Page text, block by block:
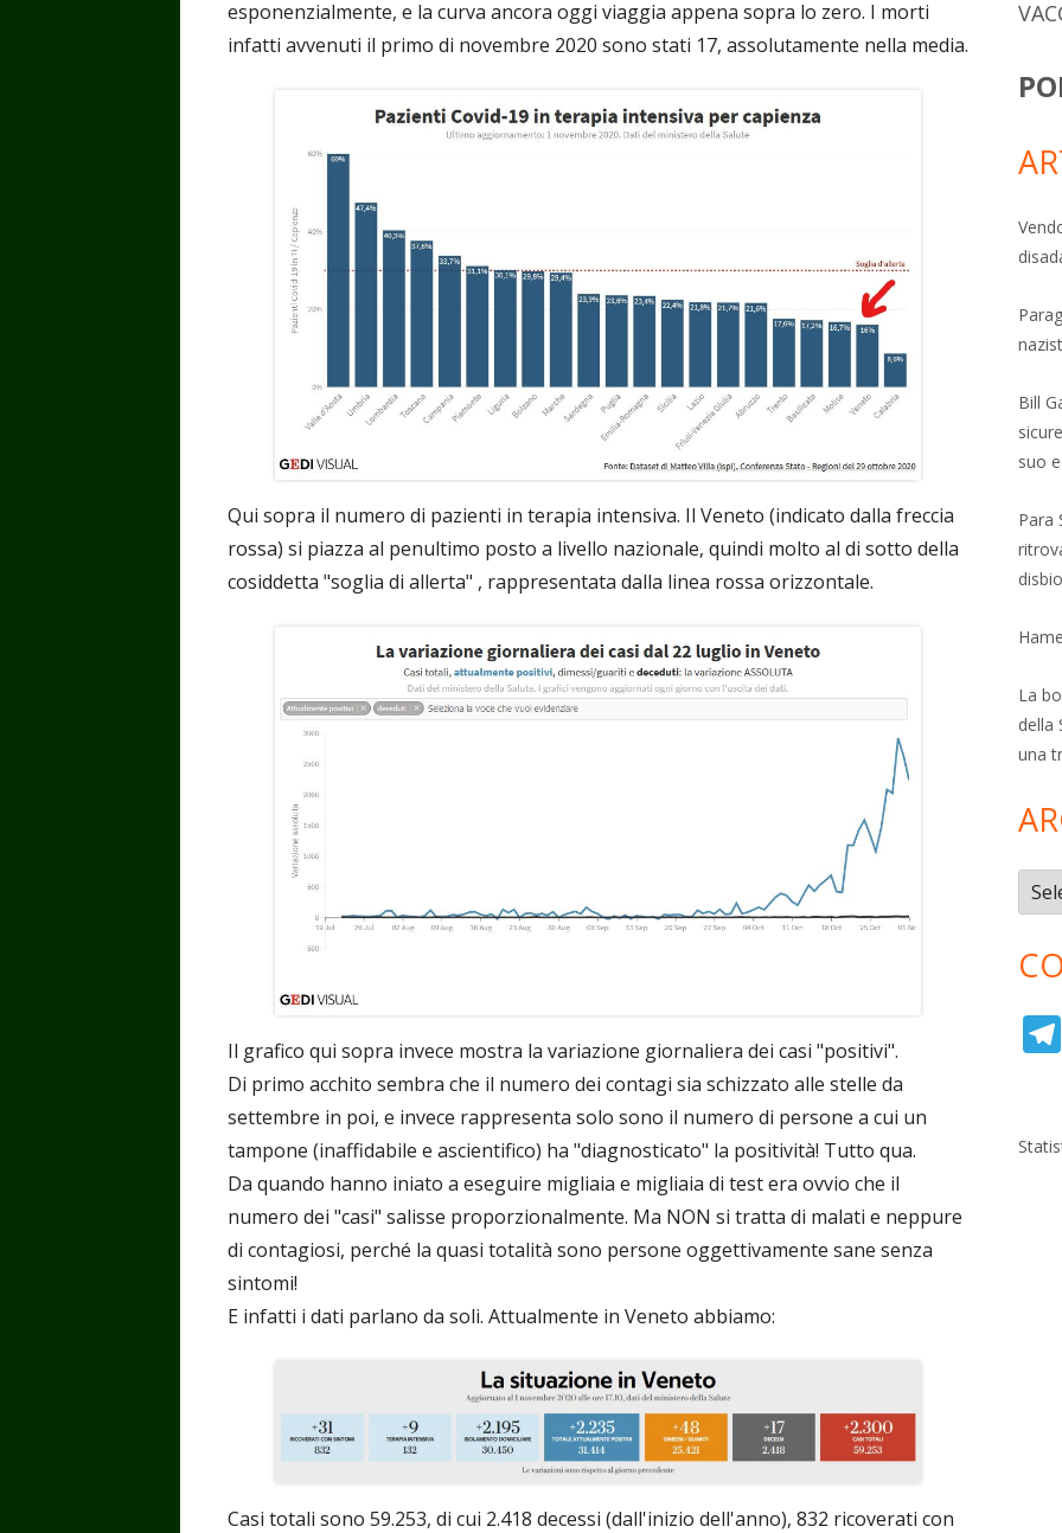
esponenzialmente, e la curva ancora oggi viaggia appena sopra lo zero. I morti
infatti avvenuti il primo di novembre 2020 sono stati 17, assolutamente nella media.
Qui sopra il numero di pazienti in terapia intensiva. Il Veneto (indicato dalla freccia
rossa) si piazza al penultimo posto a livello nazionale, quindi molto al di sotto della
cosiddetta "soglia di allerta" , rappresentata dalla linea rossa orizzontale.
Il grafico qui sopra invece mostra la variazione giornaliera dei casi "positivi".
Di primo acchito sembra che il numero dei contagi sia schizzato alle stelle da
settembre in poi, e invece rappresenta solo sono il numero di persone a cui un
tampone (inaffidabile e ascientifico) ha "diagnosticato" la positività! Tutto qua.
Da quando hanno iniato a eseguire migliaia e migliaia di test era ovvio che il
numero dei "casi" salisse proporzionalmente. Ma NON si tratta di malati e neppure
di contagiosi, perché la quasi totalità sono persone oggettivamente sane senza
sintomi!
E infatti i dati parlano da soli. Attualmente in Veneto abbiamo:
Casi totali sono 59.253, di cui 2.418 decessi (dall'inizio dell'anno), 832 ricoverati con
Bill
suo
Para
La
della
una